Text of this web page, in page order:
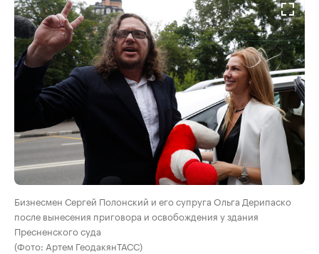
Бизнесмен Сергей Полонский и его супруга Ольга Дерипаско
после вынесения приговора и освобождения у здания
Пресненского суда
(Фото: Артем ГеодакянТАСС)